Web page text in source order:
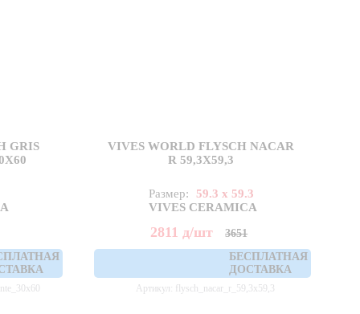
GRIS
VIVES WORLD FLYSCH NACAR
R 59,3X59,3
Размер:
59.3 x 59.3
VIVES CERAMICA
2811 д/шт
3651
БЕСПЛАТНАЯ
ДОСТАВКА
Артикул: flysch_nacar_r_59,3x59,3